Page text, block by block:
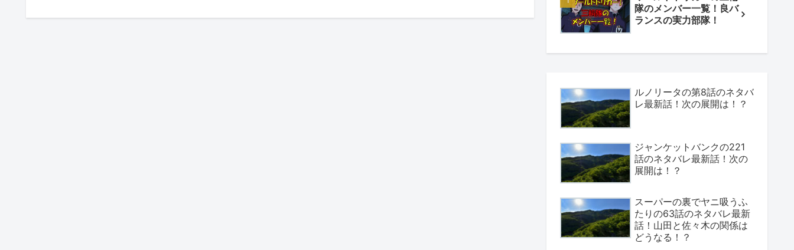
隊のメンバー一覧！良バ
ランスの実力部隊！
ルノリータの第8話のネタバ
レ最新話！次の展開は！？
ジャンケットバンクの221
話のネタバレ最新話！次の
展開は！？
スーパーの裏でヤニ吸うふ
たりの63話のネタバレ最新
話！山田と佐々木の関係は
どうなる！？